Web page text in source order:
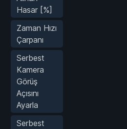
Hasar [%]
Zaman Hızı
Çarpanı
Serbest
Kamera
Görüş
Açısını
Ayarla
Serbest